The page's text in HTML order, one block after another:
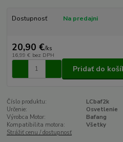
Dostupnosť Na predajni
20,90 €/ks
16,99 € bez DPH
Pridať do
Číslo produktu:
LCbaf2k
Určenie:
Osvetlenie
Výrobca Motor:
Bafang
Kompatibilita motora:
Všetky
Strážiť cenu / dostupnosť